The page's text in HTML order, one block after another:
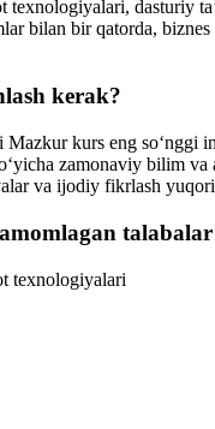
texnologiyalari, dasturiy
bilan bir qatorda,
kerak?
Mazkur kurs eng so‘nggi
zamonaviy bilim
va ijodiy fikrlash
texnologiyalari